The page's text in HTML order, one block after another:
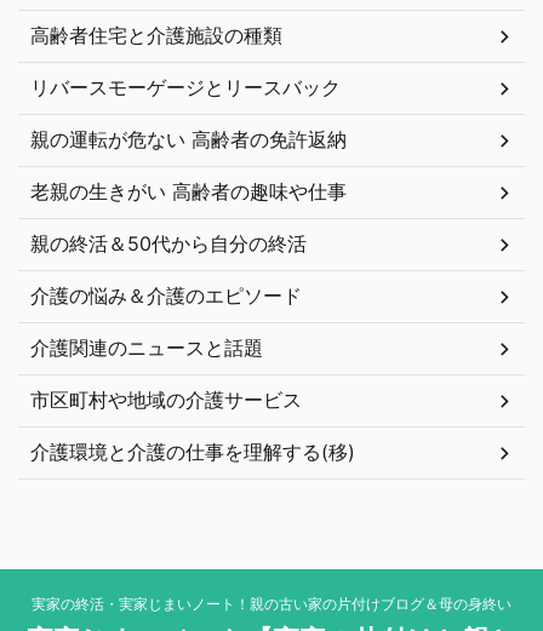
高齢者住宅と介護施設の種類
リバースモーゲージとリースバック
親の運転が危ない 高齢者の免許返納
老親の生きがい 高齢者の趣味や仕事
親の終活＆50代から自分の終活
介護の悩み＆介護のエピソード
介護関連のニュースと話題
市区町村や地域の介護サービス
介護環境と介護の仕事を理解する(移)
実家の終活・実家じまいノート！親の古い家の片付けブログ＆母の身終い